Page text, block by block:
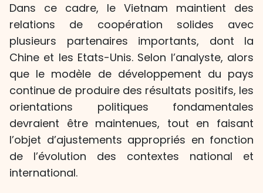
Dans ce cadre, le Vietnam maintient des
relations de coopération solides avec
plusieurs partenaires importants, dont la
Chine et les Etats-Unis. Selon l’analyste, alors
que le modèle de développement du pays
continue de produire des résultats positifs, les
orientations politiques fondamentales
devraient être maintenues, tout en faisant
l’objet d’ajustements appropriés en fonction
de l’évolution des contextes national et
international.